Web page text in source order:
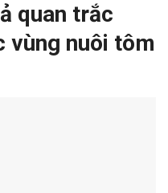
quan trắc
vùng nuôi tôm